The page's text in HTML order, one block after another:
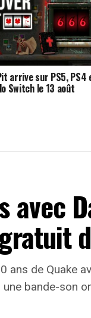
arrive sur PS5, PS4
Switch le 13 août
avec
ans de Quake
bande-son